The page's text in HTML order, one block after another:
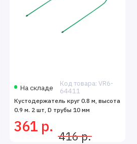
На складе
Код товара: VR6-
64411
Кустодержатель круг 0.8 м, высота
0.9 м. 2 шт, D трубы 10 мм
361 р.
416 р.